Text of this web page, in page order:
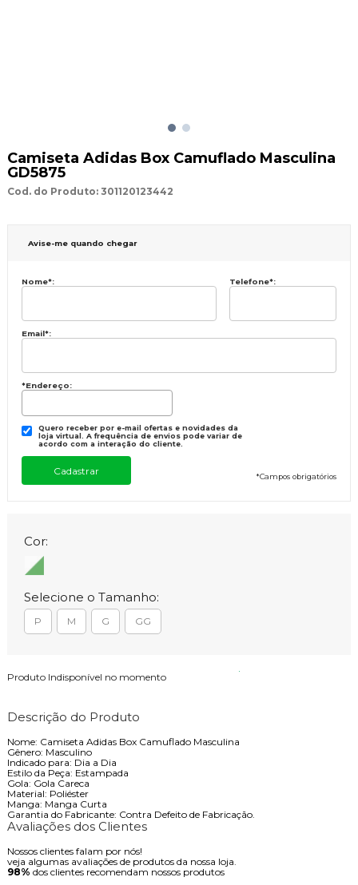
Camiseta Adidas Box Camuflado Masculina
GD5875
Cod. do Produto: 301120123442
Avise-me quando chegar
Nome*: Telefone*:
Email*:
*Endereço:
Quero receber por e-mail ofertas e novidades da
loja virtual. A frequência de envios pode variar de
acordo com a interação do cliente.
*Campos obrigatórios
Cor:
Selecione o Tamanho:
P M G GG
Produto Indisponível no momento
Descrição do Produto
Nome: Camiseta Adidas Box Camuflado Masculina
Gênero: Masculino
Indicado para: Dia a Dia
Estilo da Peça: Estampada
Gola: Gola Careca
Material: Poliéster
Manga: Manga Curta
Garantia do Fabricante: Contra Defeito de Fabricação.
Avaliações dos Clientes
Nossos clientes falam por nós!
veja algumas avaliações de produtos da nossa loja.
98% dos clientes recomendam nossos produtos